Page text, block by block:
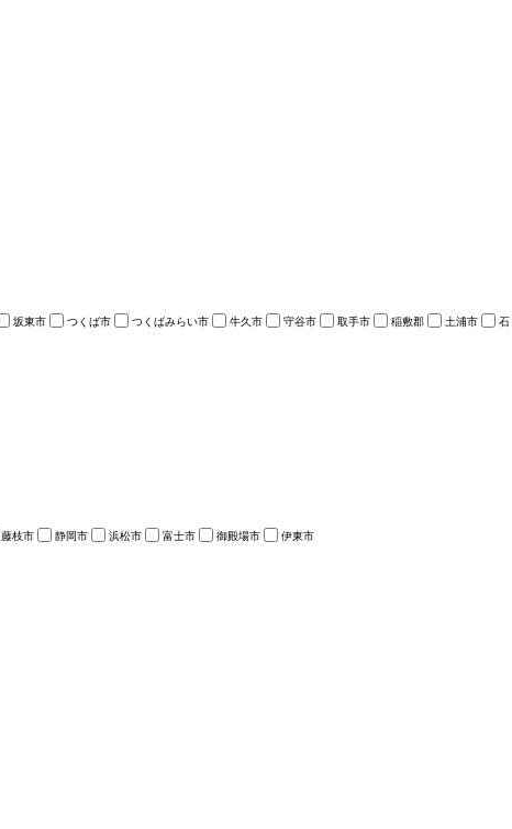
坂東市 つくば市 つくばみらい市 牛久市 守谷市 取手市 稲敷郡 土浦市
石
藤枝市 静岡市 浜松市 富士市 御殿場市 伊東市